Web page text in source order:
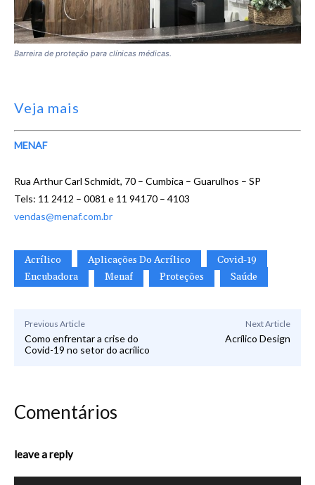
Barreira de proteção para clínicas médicas.
Veja mais
MENAF
Rua Arthur Carl Schmidt, 70 – Cumbica – Guarulhos – SP
Tels: 11 2412 – 0081 e 11 94170 – 4103
vendas@menaf.com.br
Acrílico Aplicações Do Acrílico
Covid-19
Encubadora
Menaf Proteções Saúde
Previous Article
Como enfrentar a crise do
Covid-19 no setor do acrílico
Next Article
Acrílico Design
Comentários
leave a reply